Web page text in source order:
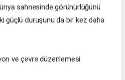
sahnesinde görünürlüğünü
güçlü duruşunu da bir kez daha
ve çevre düzenlemesi